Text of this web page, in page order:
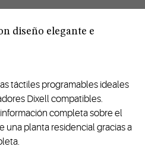
diseño elegante e
táctiles programables ideales
Dixell compatibles.
completa sobre el
una planta residencial gracias a